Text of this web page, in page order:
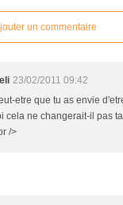
un commentaire
23/02/2011 09:42
etre que tu as envie
cela ne changerait-il pas
/>